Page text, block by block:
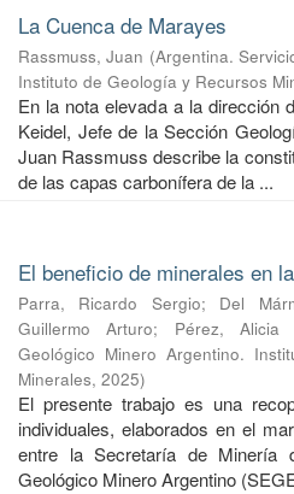
La Cuenca de Marayes
Rassmuss, Juan (Argentina.
Instituto de Geología y Recursos
En la nota elevada a la dirección
Keidel, Jefe de la Sección
Juan Rassmuss describe la
de las capas carbonífera de la ...
El beneficio de minerales en
Parra, Ricardo Sergio; Del
Guillermo Arturo; Pérez, Alicia
Geológico Minero Argentino.
Minerales, 2025)
El presente trabajo es una
individuales, elaborados en el
entre la Secretaría de
Geológico Minero Argentino